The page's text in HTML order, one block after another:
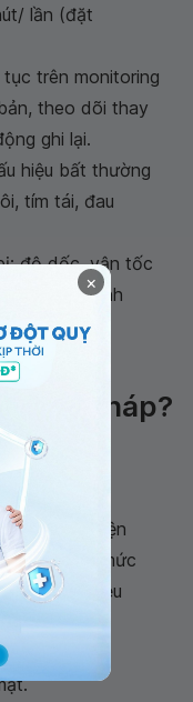
lần (đặt
trên monitoring
theo dõi thay
ghi lại.
hiệu bất thường
tím tái, đau
độ dốc, vận tốc
quy trình
Bruce hay
pháp?
mới xuất hiện
mặc dù mức
theo dấu hiệu
lạnh ẩm,
×